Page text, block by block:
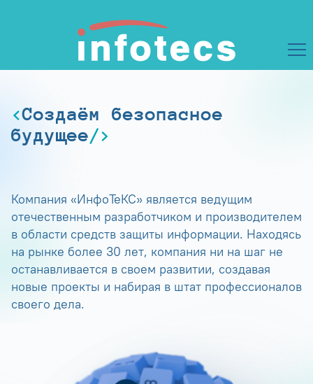
Создаём безопасное
будущее
Компания «ИнфоТеКС» является ведущим
отечественным разработчиком и производителем
в области средств защиты информации. Находясь
на рынке более 30 лет, компания ни на шаг не
останавливается в своем развитии, создавая
новые проекты и набирая в штат профессионалов
своего дела.